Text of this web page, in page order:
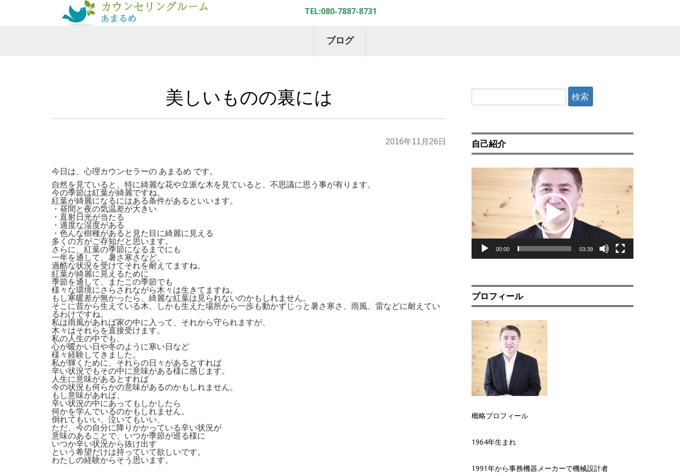
ブログ
美しいものの裏には
2016年11月26日
今日は、心理カウンセラーの あまるめ です。
自然を見ていると、特に綺麗な花や立派な木を見ていると、不思議に思う事が有ります。
今の季節は紅葉が綺麗ですね。
紅葉が綺麗になるにはある条件があるといいます。
・昼間と夜の気温差が大きい
・直射日光が当たる
・適度な湿度がある
・色んな樹種があると見た目に綺麗に見える
多くの方がご存知だと思います。
さらに、紅葉の季節になるまでにも
一年を通して、暑さ寒さなど、
過酷な状況を受けてそれを耐えてますね。
紅葉が綺麗に見えるために
季節を通して、またこの季節でも
様々な環境にさらされながら木々は生きてますね。
もし寒暖差が無かったら、綺麗な紅葉は見られないのかもしれません。
そこに昔から生えている木、しかも生えた場所から一歩も動かずじっと暑さ寒さ、雨風、雷などに耐えてい
るわけですね。
私は雨風があれば家の中に入って、それから守られますが、
木々はそれらを直接受けます。
私の人生の中でも、
心が暖かい日や冬のように寒い日など
様々経験してきました。
私が輝くために、それらの日々があるとすれば
辛い状況でもその中に意味がある様に感じます。
人生に意味があるとすれば
今の状況も何らかの意味があるのかもしれません。
もし意味があれば、
辛い状況の中にあってもしかしたら
何かを学んでいるのかもしれません。
倒れてもいい、泣いてもいい、
ただ、今の自分に降りかかっている辛い状況が
意味のあることで、いつか季節が巡る様に
いつか辛い状況から抜け出す
という希望だけは持っていて欲しいです。
わたしの経験からそう思います。
検
索:
自己紹介
動
レ
ー
00:00 03:39
プロフィール
概略プロフィール
1964年生まれ
1991年から事務機器メーカーで機械設計者